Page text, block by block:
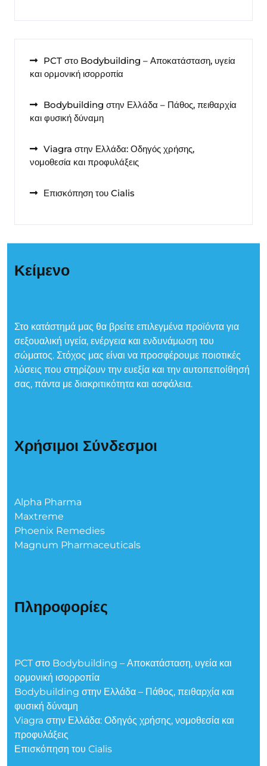
PCT στο Bodybuilding – Αποκατάσταση, υγεία
και ορμονική ισορροπία
Bodybuilding στην Ελλάδα – Πάθος, πειθαρχία
και φυσική δύναμη
Viagra στην Ελλάδα: Οδηγός χρήσης,
νομοθεσία και προφυλάξεις
Επισκόπηση του Cialis
Κείμενο
Στο κατάστημά μας θα βρείτε επιλεγμένα προϊόντα για
σεξουαλική υγεία, ενέργεια και ενδυνάμωση του
σώματος. Στόχος μας είναι να προσφέρουμε ποιοτικές
λύσεις που στηρίζουν την ευεξία και την αυτοπεποίθησή
σας, πάντα με διακριτικότητα και ασφάλεια.
Χρήσιμοι Σύνδεσμοι
Alpha Pharma
Maxtreme
Phoenix Remedies
Magnum Pharmaceuticals
Πληροφορίες
PCT στο Bodybuilding – Αποκατάσταση, υγεία και
ορμονική ισορροπία
Bodybuilding στην Ελλάδα – Πάθος, πειθαρχία και
φυσική δύναμη
Viagra στην Ελλάδα: Οδηγός χρήσης, νομοθεσία και
προφυλάξεις
Επισκόπηση του Cialis